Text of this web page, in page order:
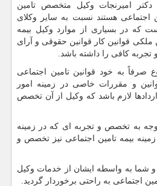
دکتر امیرنجات وکیل متخصص تامین
اجتماعی هستند نسبت به سایر وکلای
که در بسیاری از موارد وکیل بیمه
ملکی قوانین کار قوانین حقوقی و آرای
کافی را داشته باشد.
به خود قوانین تامین اجتماعی
و مقررات خاصی در زمینه امور
لازم باشد که وکیل از آن تخصص
به تخصص و تجربه ای که در زمینه
بیمه تامین اجتماعی نیز تخصص و
و شما به واسطه ایشان از خدمات وکیل
اجتماعی به راحتی برخوردار گردید.